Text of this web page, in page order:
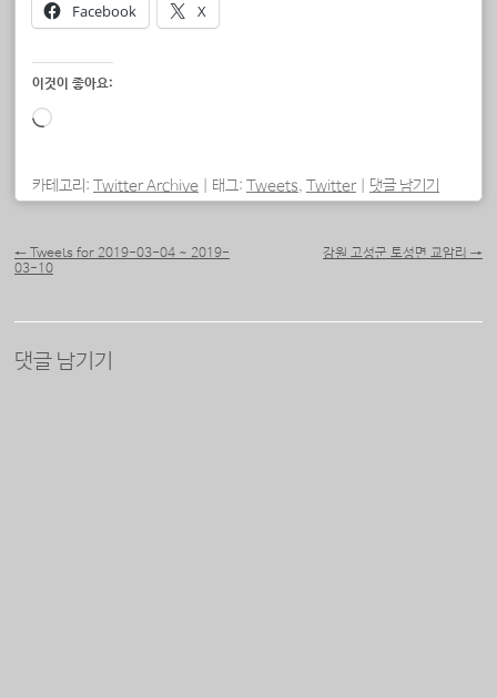
Facebook X
이것이 좋아요:
로
중...
카테고리: Twitter Archive 태그: Tweets, Twitter 댓글 남기기
← Tweets for 2019-03-04 ~ 2019-
03-10
강원 고성군 토성면 교암리 →
댓글 남기기